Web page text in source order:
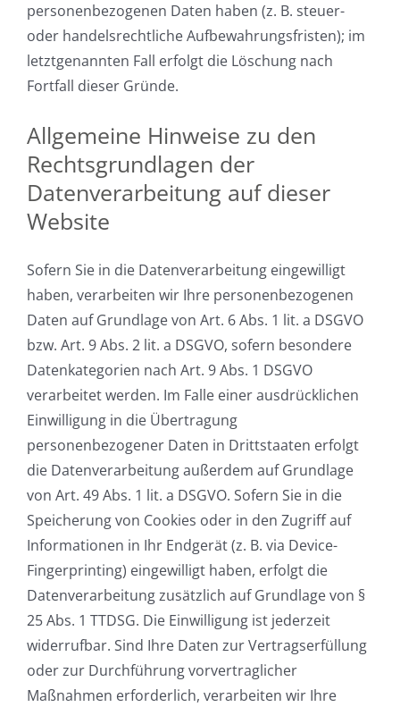
personenbezogenen Daten haben (z. B. steuer-
oder handelsrechtliche Aufbewahrungsfristen); im
letztgenannten Fall erfolgt die Löschung nach
Fortfall dieser Gründe.
Allgemeine Hinweise zu den
Rechtsgrundlagen der
Datenverarbeitung auf dieser
Website
Sofern Sie in die Datenverarbeitung eingewilligt
haben, verarbeiten wir Ihre personenbezogenen
Daten auf Grundlage von Art. 6 Abs. 1 lit. a DSGVO
bzw. Art. 9 Abs. 2 lit. a DSGVO, sofern besondere
Datenkategorien nach Art. 9 Abs. 1 DSGVO
verarbeitet werden. Im Falle einer ausdrücklichen
Einwilligung in die Übertragung
personenbezogener Daten in Drittstaaten erfolgt
die Datenverarbeitung außerdem auf Grundlage
von Art. 49 Abs. 1 lit. a DSGVO. Sofern Sie in die
Speicherung von Cookies oder in den Zugriff auf
Informationen in Ihr Endgerät (z. B. via Device-
Fingerprinting) eingewilligt haben, erfolgt die
Datenverarbeitung zusätzlich auf Grundlage von §
25 Abs. 1 TTDSG. Die Einwilligung ist jederzeit
widerrufbar. Sind Ihre Daten zur Vertragserfüllung
oder zur Durchführung vorvertraglicher
Maßnahmen erforderlich, verarbeiten wir Ihre